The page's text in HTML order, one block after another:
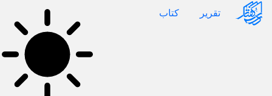
تقرير کتاب